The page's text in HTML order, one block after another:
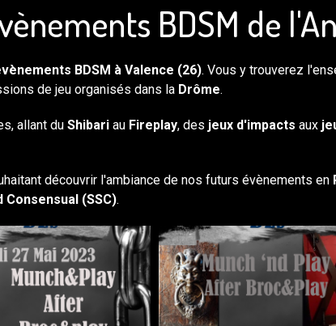
BDSM de
BDSM à Valence (26). Vous y trouverez
de jeu organisés dans la Drôme.
allant du Shibari au Fireplay, des jeux d'impacts aux
découvrir l'ambiance de nos futurs évènements en
Consensual (SSC).